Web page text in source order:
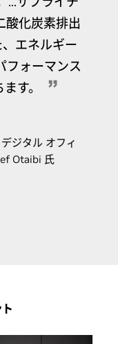
酸化炭素排出
エネルギー
フォーマンス
す。
ジタル オフィ
Otaibi 氏